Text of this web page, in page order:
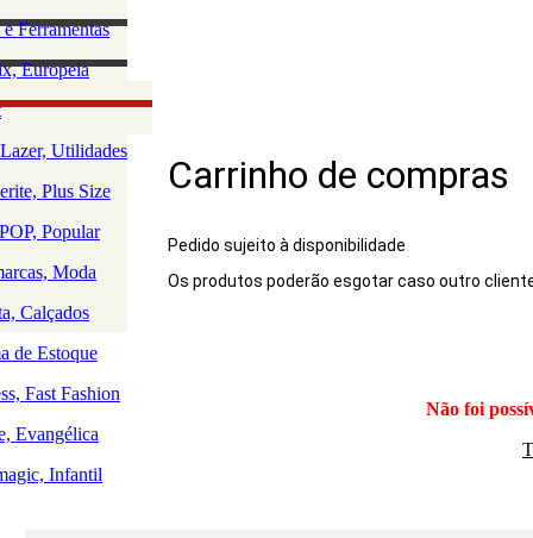
Masculino
e
Ferramentas
da Casa
Saúde
Europeia
Lingerie
Utilidades
Plus Size
Popular
Moda
Calçados
de Estoque
Fast Fashion
Evangélica
Infantil
Carrinho de compras
Pedido sujeito à disponibilidade
Os produtos poderão esgotar caso outro
Produto
Não foi